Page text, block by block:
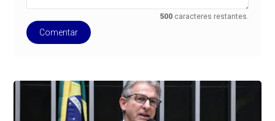
500 caracteres restantes.
Comentar